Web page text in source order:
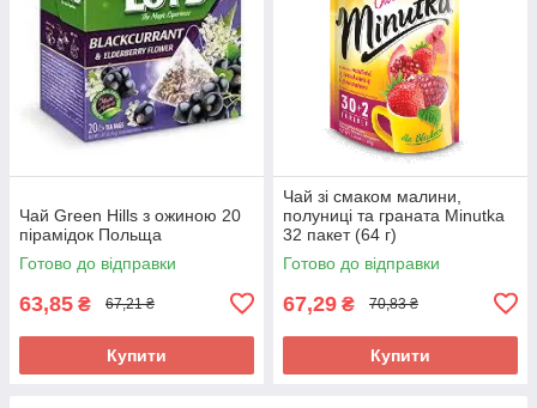
Чай Green Hills з ожиною 20
пірамідок Польща
Готово до відправки
63,85 ₴ 67,21 ₴
Купити
Чай зі смаком малини,
полуниці та граната Minutka
32 пакет (64 г)
Готово до відправки
67,29 ₴ 70,83 ₴
Купити